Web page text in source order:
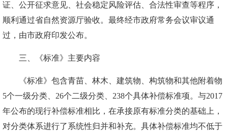
证、公开征求意见、社会稳定风险评估、合法性审查等程序，
顺利通过省自然资源厅验收。 最终经市政府常务会议审议通
过，由市政府印发公布。
三 《标准》 主要内容
《标准》 包含青苗、林木、建筑物 构筑物和其他附着物
5个一级分类、 26个二级分类 238个具体补偿标准项。与2017
年公布的现行补偿标准相比，在承接原有标准分类的基础上，
对分类体系进行了系统性归并和补充。具体补偿标准均不低于